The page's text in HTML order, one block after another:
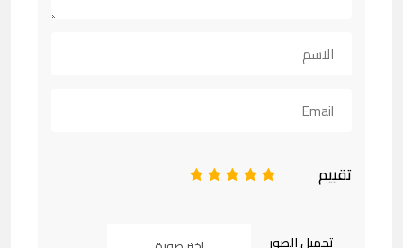
تقييم 5
4
3
2
تحميل الصور